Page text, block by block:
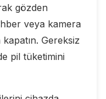
gözden
veya kamera
Gereksiz
pil tüketimini